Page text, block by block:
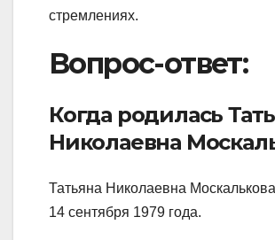
стремлениях.
Вопрос-ответ:
Когда родилась
Николаевна
Татьяна Николаевна
14 сентября 1979 года.